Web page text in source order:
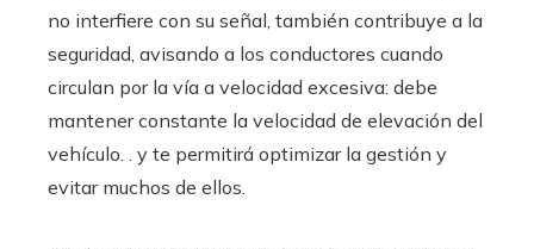
no interfiere con su señal, también contribuye a la
seguridad, avisando a los conductores cuando
circulan por la vía a velocidad excesiva: debe
mantener constante la velocidad de elevación del
vehículo. . y te permitirá optimizar la gestión y
evitar muchos de ellos.